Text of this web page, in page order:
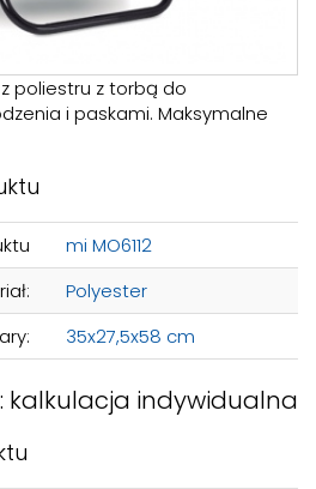
z poliestru z torbą do
i paskami. Maksymalne
mi MO6112
Polyester
35x27,5x58 cm
kalkulacja indywidualna